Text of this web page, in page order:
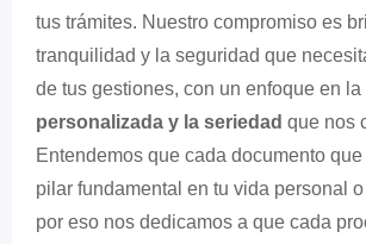
tus trámites. Nuestro compromiso es
tranquilidad y la seguridad que
de tus gestiones, con un enfoque en la
personalizada y la seriedad que nos
Entendemos que cada documento
pilar fundamental en tu vida personal
por eso nos dedicamos a que cada